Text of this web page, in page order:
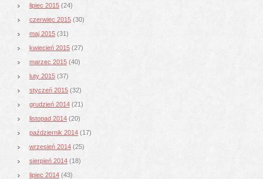
lipiec 2015 (24)
czerwiec 2015 (30)
maj 2015 (31)
kwiecień 2015 (27)
marzec 2015 (40)
luty 2015 (37)
styczeń 2015 (32)
grudzień 2014 (21)
listopad 2014 (20)
październik 2014 (17)
wrzesień 2014 (25)
sierpień 2014 (18)
lipiec 2014 (43)